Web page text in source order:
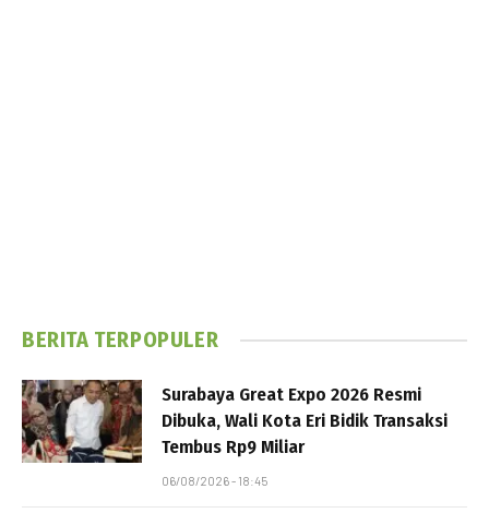
BERITA TERPOPULER
Surabaya Great Expo 2026 Resmi
Dibuka, Wali Kota Eri Bidik Transaksi
Tembus Rp9 Miliar
06/08/2026 - 18:45